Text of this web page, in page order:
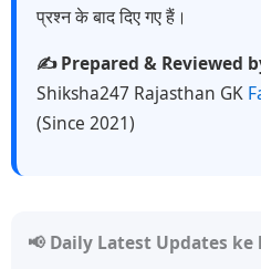
प्रश्न के बाद दिए गए हैं।
✍️ Prepared & Reviewed
Shiksha247 Rajasthan GK
(Since 2021)
📢 Daily Latest Updates ke